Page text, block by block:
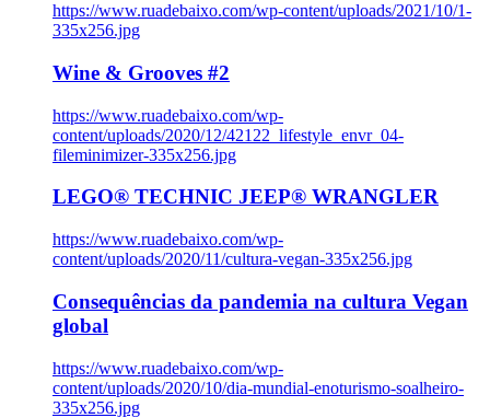
https://www.ruadebaixo.com/wp-content/uploads/2021/10/1-
335x256.jpg
Wine & Grooves #2
https://www.ruadebaixo.com/wp-
content/uploads/2020/12/42122_lifestyle_envr_04-
fileminimizer-335x256.jpg
LEGO® TECHNIC JEEP® WRANGLER
https://www.ruadebaixo.com/wp-
content/uploads/2020/11/cultura-vegan-335x256.jpg
Consequências da pandemia na cultura Vegan
global
https://www.ruadebaixo.com/wp-
content/uploads/2020/10/dia-mundial-enoturismo-soalheiro-
335x256.jpg